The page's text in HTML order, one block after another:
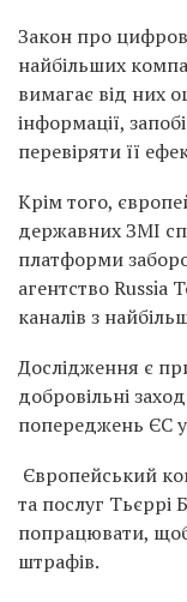
Закон про
найбільших
вимагає від них
інформації,
перевіряти її
Крім того,
державних ЗМІ
платформи
агентство Russia
каналів з
Дослідження є
добровільні
попереджень ЄС у
Європейський
та послуг Тьєррі
попрацювати,
штрафів.